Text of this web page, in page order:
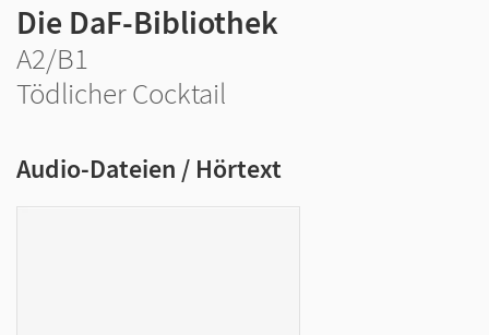
Die DaF-Bibliothek
A2/B1
Tödlicher Cocktail
Audio-Dateien / Hörtext